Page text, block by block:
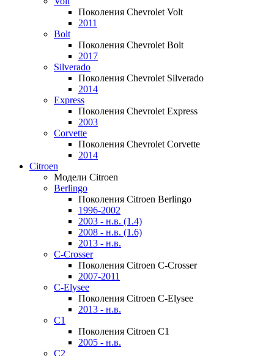
Поколения Chevrolet Volt
2011
Bolt
Поколения Chevrolet Bolt
2017
Silverado
Поколения Chevrolet Silverado
2014
Express
Поколения Chevrolet Express
2003
Corvette
Поколения Chevrolet Corvette
2014
Citroen
Модели Citroen
Berlingo
Поколения Citroen Berlingo
1996-2002
2003 - н.в. (1.4)
2008 - н.в. (1.6)
2013 - н.в.
C-Crosser
Поколения Citroen C-Crosser
2007-2011
C-Elysee
Поколения Citroen C-Elysee
2013 - н.в.
C1
Поколения Citroen C1
2005 - н.в.
C2